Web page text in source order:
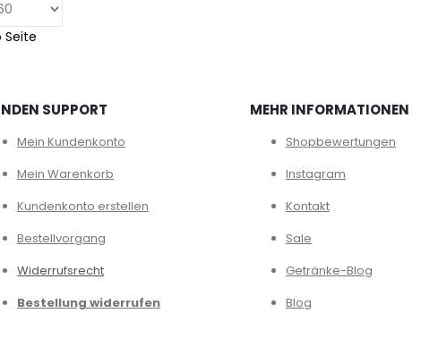
Seite
SUPPORT
Mein Kundenkonto
Mein Warenkorb
Kundenkonto erstellen
Bestellvorgang
Widerrufsrecht
Bestellung widerrufen
MEHR INFORMATIONEN
Shopbewertungen
Instagram
Kontakt
Sale
Getränke-Blog
Blog